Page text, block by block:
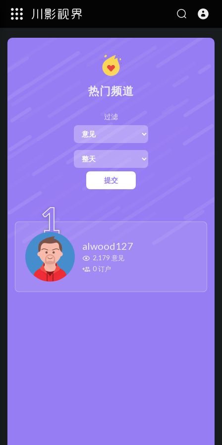
热门频道
过滤
提交
alwood127
2,179 意见
0 订户